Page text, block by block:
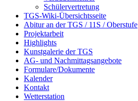
Schülervertretung
TGS-Wiki-Übersichtsseite
Abitur an der TGS / 11S / Oberstufe
Projektarbeit
Highlights
Kunstgalerie der TGS
AG- und Nachmittagsangebote
Formulare/Dokumente
Kalender
Kontakt
Wetterstation